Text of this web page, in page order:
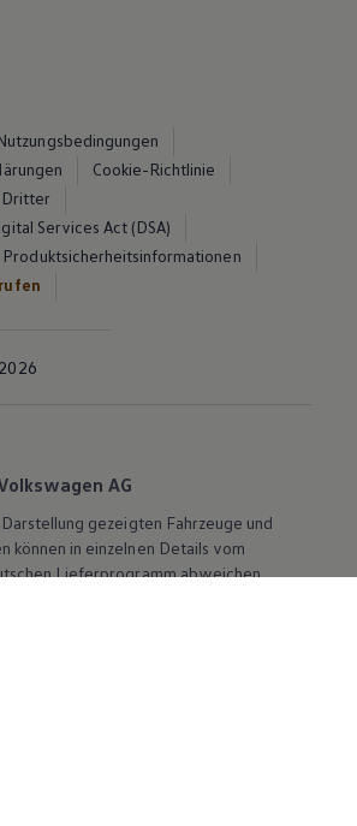
Cookie-Richtlinie
Dritter
Services Act (DSA)
Produktsicherheitsinformationen
AG
gezeigten Fahrzeuge und
können in einzelnen Details vom
Lieferprogramm abweichen.